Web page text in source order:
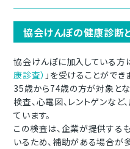
協会けんぽの健康診断
協会けんぽに加入している方は
康診査） 」を受けることができ
35歳から74歳の方が対象とな
検査、心電図、レントゲンな
ています。
この検査は、企業が提供する
いるため、補助がある場合が多